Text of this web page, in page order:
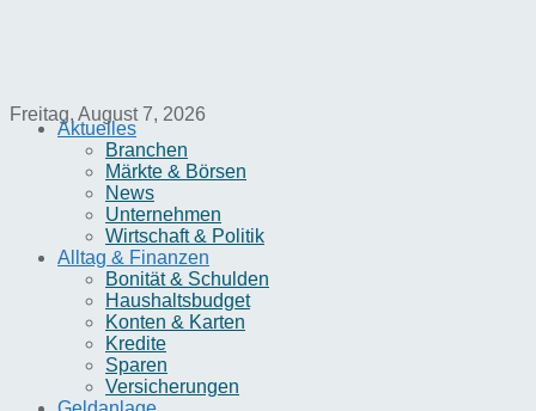
Freitag, August 7, 2026
Aktuelles
Branchen
Märkte & Börsen
News
Unternehmen
Wirtschaft & Politik
Alltag & Finanzen
Bonität & Schulden
Haushaltsbudget
Konten & Karten
Kredite
Sparen
Versicherungen